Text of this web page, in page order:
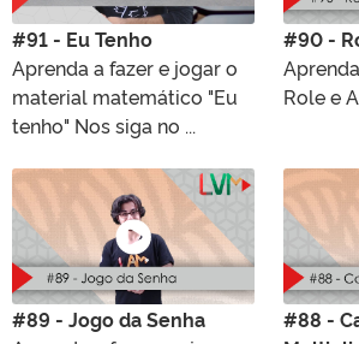
#91 - Eu Tenho
Aprenda a fazer e jogar o
material matemático "Eu
tenho" Nos siga no ...
#90 -
Role e
#89 - Jogo da Senha
#88 -